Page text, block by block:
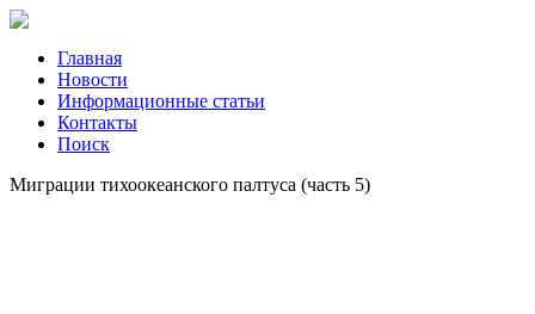
Главная
Новости
Информационные статьи
Контакты
Поиск
Миграции тихоокеанского палтуса (часть 5)